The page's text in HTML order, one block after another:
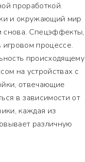
проработкой.
и окружающий мир
снова. Спецэффекты,
игровом процессе.
происходящему
на устройствах с
отвечающие
в зависимости от
каждая из
различную